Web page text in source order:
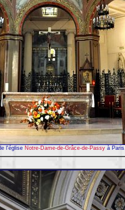
l'église Notre-Dame-de-Grâce-de-Passy à